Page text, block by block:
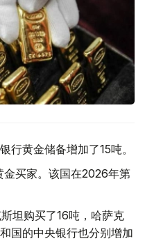
行黄金储备增加了15吨。
买家。该国在2026年第
坦购买了16吨，哈萨克
国的中央银行也分别增加